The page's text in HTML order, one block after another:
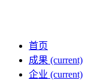
首页
成果 (current)
企业 (current)